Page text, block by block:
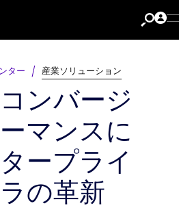
ター 産業ソリューション
ンバージ
マンスに
ープライ
の革新